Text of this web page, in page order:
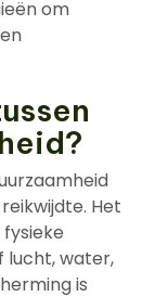
om
Het
lucht, water,
is